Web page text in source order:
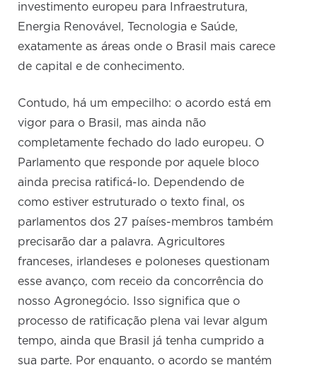
investimento europeu para Infraestrutura,
Energia Renovável, Tecnologia e Saúde,
exatamente as áreas onde o Brasil mais carece
de capital e de conhecimento.
Contudo, há um empecilho: o acordo está em
vigor para o Brasil, mas ainda não
completamente fechado do lado europeu. O
Parlamento que responde por aquele bloco
ainda precisa ratificá-lo. Dependendo de
como estiver estruturado o texto final, os
parlamentos dos 27 países-membros também
precisarão dar a palavra. Agricultores
franceses, irlandeses e poloneses questionam
esse avanço, com receio da concorrência do
nosso Agronegócio. Isso significa que o
processo de ratificação plena vai levar algum
tempo, ainda que Brasil já tenha cumprido a
sua parte. Por enquanto, o acordo se mantém